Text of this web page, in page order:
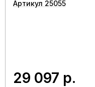
Артикул 25055
29 097 р.